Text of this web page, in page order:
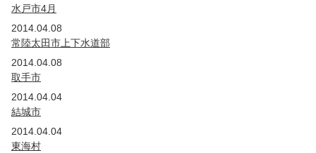
水戸市4月
2014.04.08
常陸太田市上下水道部
2014.04.08
取手市
2014.04.04
結城市
2014.04.04
東海村